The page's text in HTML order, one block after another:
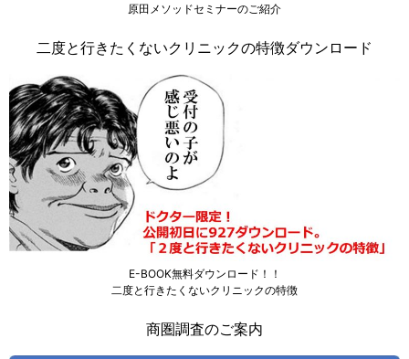
原田メソッドセミナーのご紹介
二度と行きたくないクリニックの特徴ダウンロード
E-BOOK無料ダウンロード！！
二度と行きたくないクリニックの特徴
商圏調査のご案内